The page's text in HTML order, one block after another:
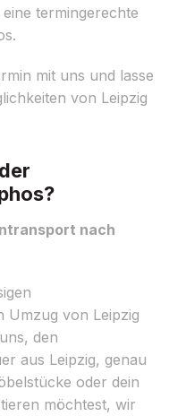
termingerechte
mit uns und lasse
von Leipzig
nach
Umzug von Leipzig
den
aus Leipzig, genau
oder dein
möchtest, wir